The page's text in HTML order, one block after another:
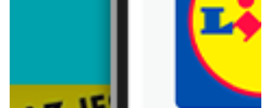
Trafiłeś na nieaktualną gazetkę
Zobacz aktualne gazetki Blix!